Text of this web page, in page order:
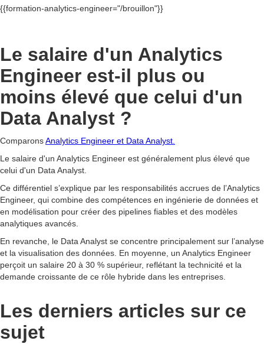
{{formation-analytics-engineer="/brouillon"}}
Le salaire d'un Analytics
Engineer est-il plus ou
moins élevé que celui d'un
Data Analyst ?
ComparonsAnalytics Engineer et Data Analyst.
Le salaire d'un Analytics Engineer est généralement plus élevé que
celui d'un Data Analyst.
Ce différentiel s’explique par les responsabilités accrues de l’Analytics
Engineer, qui combine des compétences en ingénierie de données et
en modélisation pour créer des pipelines fiables et des modèles
analytiques avancés.
En revanche, le Data Analyst se concentre principalement sur l’analyse
et la visualisation des données. En moyenne, un Analytics Engineer
perçoit un salaire 20 à 30 % supérieur, reflétant la technicité et la
demande croissante de ce rôle hybride dans les entreprises.
Les derniers articles sur ce
sujet